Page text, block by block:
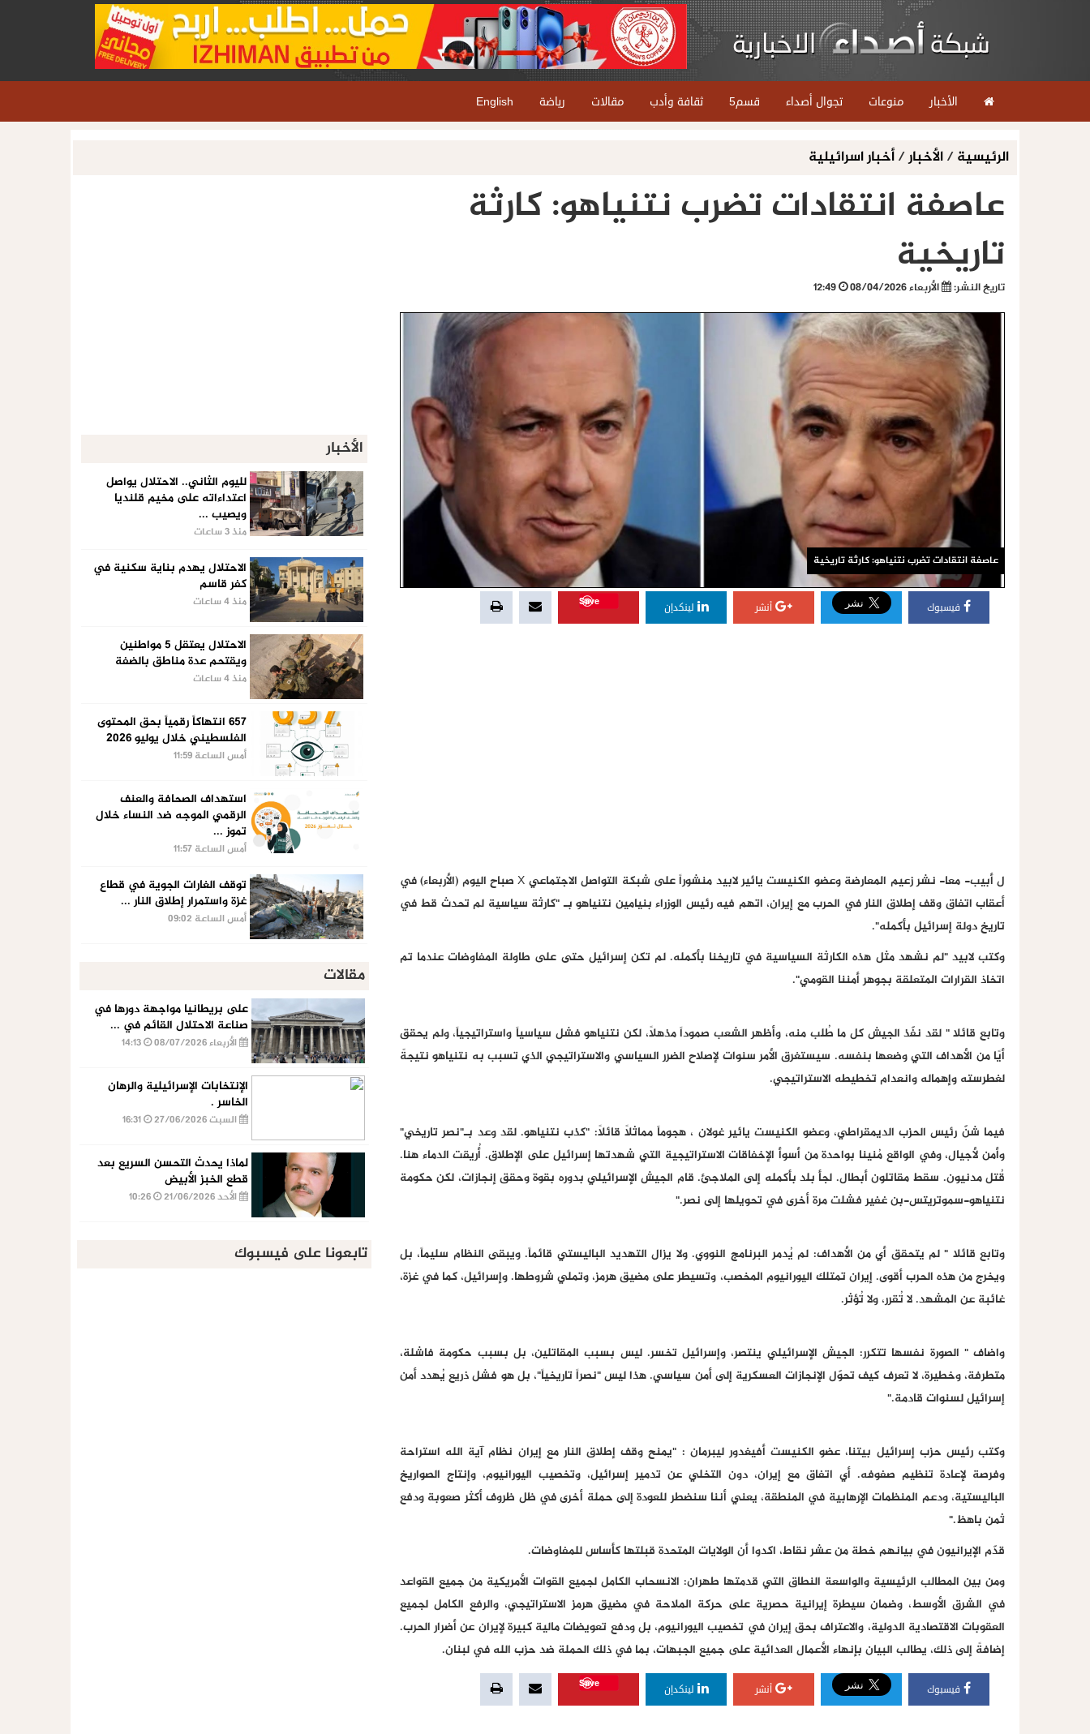
الأخبار منوعات تجوال أصداء قسم5 ثقافة وأدب مقالات رياضة English
الرئيسية/الأخبار/أخبار اسرائيلية
عاصفة انتقادات تضرب نتنياهو: كارثة
تاريخية
تاريخ النشر: الأربعاء 08/04/2026
عاصفة انتقادات تضرب نتنياهو: كارثة تاريخية
فيسبوك أنشر لينكدإن
Save
ل أبيب- معا- نشر زعيم المعارضة وعضو الكنيست يائير لابيد منشوراً على شبكة التواصل الاجتماعي X صباح اليوم (الأربعاء) في
أعقاب اتفاق وقف إطلاق النار في الحرب مع إيران، اتهم فيه رئيس الوزراء بنيامين نتنياهو بـ "كارثة سياسية لم تحدث قط في
تاريخ دولة إسرائيل بأكمله".
وكتب لابيد "لم نشهد مثل هذه الكارثة السياسية في تاريخنا بأكمله. لم تكن إسرائيل حتى على طاولة المفاوضات عندما تم
اتخاذ القرارات المتعلقة بجوهر أمننا القومي".
وتابع قائلا " لقد نفّذ الجيش كل ما طُلب منه، وأظهر الشعب صموداً مذهلاً، لكن نتنياهو فشل سياسياً واستراتيجياً، ولم يحقق
أيًا من الأهداف التي وضعها بنفسه. سيستغرق الأمر سنوات لإصلاح الضرر السياسي والاستراتيجي الذي تسبب به نتنياهو نتيجةً
لغطرسته وإهماله وانعدام تخطيطه الاستراتيجي.
فيما شنّ رئيس الحزب الديمقراطي، وعضو الكنيست يائير غولان ، هجوماً مماثلاً قائلاً: "كذب نتنياهو. لقد وعد بـ"نصر تاريخي"
وأمن لأجيال، وفي الواقع مُنينا بواحدة من أسوأ الإخفاقات الاستراتيجية التي شهدتها إسرائيل على الإطلاق. أُريقت الدماء هنا.
قُتل مدنيون. سقط مقاتلون أبطال. لجأ بلد بأكمله إلى الملاجئ. قام الجيش الإسرائيلي بدوره بقوة وحقق إنجازات، لكن حكومة
نتنياهو-سموتريتس-بن غفير فشلت مرة أخرى في تحويلها إلى نصر."
وتابع قائلا " لم يتحقق أي من الأهداف: لم يُدمر البرنامج النووي. ولا يزال التهديد الباليستي قائماً. ويبقى النظام سليماً، بل
ويخرج من هذه الحرب أقوى. إيران تمتلك اليورانيوم المخصب، وتسيطر على مضيق هرمز، وتملي شروطها. وإسرائيل، كما في غزة،
غائبة عن المشهد. لا تُقرر، ولا تُؤثر.
واضاف " الصورة نفسها تتكرر: الجيش الإسرائيلي ينتصر، وإسرائيل تخسر. ليس بسبب المقاتلين، بل بسبب حكومة فاشلة،
متطرفة، وخطيرة، لا تعرف كيف تحوّل الإنجازات العسكرية إلى أمن سياسي. هذا ليس "نصراً تاريخياً"، بل هو فشل ذريع يُهدد أمن
إسرائيل لسنوات قادمة."
وكتب رئيس حزب إسرائيل بيتنا، عضو الكنيست أفيغدور ليبرمان : "يمنح وقف إطلاق النار مع إيران نظام آية الله استراحة
وفرصة لإعادة تنظيم صفوفه. أي اتفاق مع إيران، دون التخلي عن تدمير إسرائيل، وتخصيب اليورانيوم، وإنتاج الصواريخ
الباليستية، ودعم المنظمات الإرهابية في المنطقة، يعني أننا سنضطر للعودة إلى حملة أخرى في ظل ظروف أكثر صعوبة ودفع
ثمن باهظ."
قدّم الإيرانيون في بيانهم خطة من عشر نقاط، اكدوا أن الولايات المتحدة قبلتها كأساس للمفاوضات.
ومن بين المطالب الرئيسية والواسعة النطاق التي قدمتها طهران: الانسحاب الكامل لجميع القوات الأمريكية من جميع القواعد
في الشرق الأوسط، وضمان سيطرة إيرانية حصرية على حركة الملاحة في مضيق هرمز الاستراتيجي، والرفع الكامل لجميع
العقوبات الاقتصادية الدولية، والاعتراف بحق إيران في تخصيب اليورانيوم، بل ودفع تعويضات مالية كبيرة لإيران عن أضرار الحرب.
إضافةً إلى ذلك، يطالب البيان بإنهاء الأعمال العدائية على جميع الجبهات، بما في ذلك الحملة ضد حزب الله في لبنان.
فيسبوك أنشر لينكدإن
Save
الأخبار
لليوم الثاني.. الاحتلال يواصل
اعتداءاته على مخيم قلنديا
ويصيب ...
منذ 3 ساعات
الاحتلال يهدم بناية سكنية في
كفر قاسم
منذ 4 ساعات
الاحتلال يعتقل 5 مواطنين
ويقتحم عدة مناطق بالضفة
منذ 4 ساعات
657 انتهاكاً رقمياً بحق المحتوى
الفلسطيني خلال يوليو 2026
أمس الساعة 11:59
استهداف الصحافة والعنف
الرقمي الموجه ضد النساء خلال
تموز ...
أمس الساعة 11:57
توقف الغارات الجوية في قطاع
غزة واستمرار إطلاق النار ...
أمس الساعة 09:02
مقالات
على بريطانيا مواجهة دورها في
صناعة الاحتلال القائم في ...
الأربعاء 08/07/2026
الإنتخابات الإسرائيلية والرهان
الخاسر .
السبت 27/06/2026
لماذا يحدث التحسن السريع بعد
قطع الخبز الأبيض
الأحد 21/06/2026
تابعونا على فيسبوك